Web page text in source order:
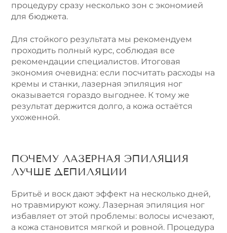
процедуру сразу несколько зон с экономией
для бюджета.
Для стойкого результата мы рекомендуем
проходить полный курс, соблюдая все
рекомендации специалистов. Итоговая
экономия очевидна: если посчитать расходы на
кремы и станки, лазерная эпиляция ног
оказывается гораздо выгоднее. К тому же
результат держится долго, а кожа остаётся
ухоженной.
ПОЧЕМУ ЛАЗЕРНАЯ ЭПИЛЯЦИЯ
ЛУЧШЕ ДЕПИЛЯЦИИ
Бритьё и воск дают эффект на несколько дней,
но травмируют кожу. Лазерная эпиляция ног
избавляет от этой проблемы: волосы исчезают,
а кожа становится мягкой и ровной. Процедура